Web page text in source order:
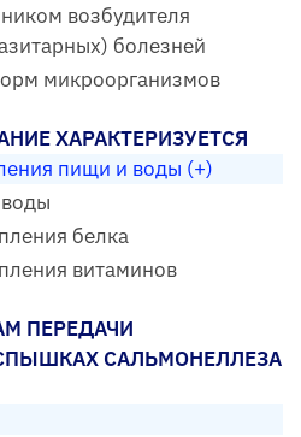
возбудителя
болезней
микроорганизмов
ХАРАКТЕРИЗУЕТСЯ
пищи и воды (+)
белка
витаминов
ПЕРЕДАЧИ
САЛЬМОНЕЛЛЕЗА